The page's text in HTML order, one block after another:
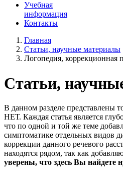
Учебная
информация
Контакты
Главная
Статьи, научные материалы
Логопедия, коррекционная
Статьи,
В данном разделе представлены
НЕТ. Каждая статья является
что по одной и той же теме
симптоматике отдельных видов
коррекции данного речевого
находятся рядом, так как
уверены, что здесь Вы